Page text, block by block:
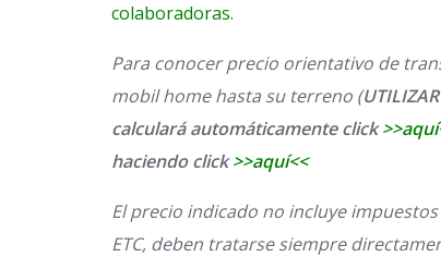
colaboradoras.
Para conocer precio orientativo de
mobil home hasta su terreno (
calculará automáticamente click >>
haciendo click>>aquí<<
El precio indicado no incluye
ETC, deben tratarse siempre